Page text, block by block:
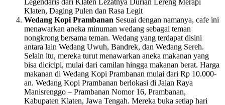
Klaten, Daging Pulen dan Rasa Legit
Wedang Kopi Prambanan Sesuai dengan namanya, cafe ini
menawarkan aneka minuman wedang sebagai teman
nongkrong bersama teman. Wedang yang terdapat disini
antara lain Wedang Uwuh, Bandrek, dan Wedang Sereh.
Selain itu, mereka turut menawarkan aneka makanan yang
bisa dicicipi, mulai dari camilan hingga makanan berat. Harga
makanan di Wedang Kopi Prambanan mulai dari Rp 10.000-
an. Wedang Kopi Prambanan berlokasi di Jalan Raya
Manisrenggo – Prambanan Nomor 16, Prambanan,
Kabupaten Klaten, Jawa Tengah. Mereka buka setiap hari